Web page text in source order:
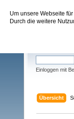
Um unsere Webseite
Durch die weitere
Einloggen mit
Übersicht